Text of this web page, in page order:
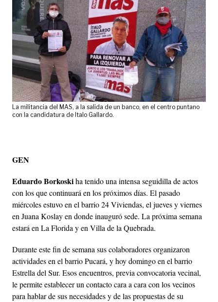
La militancia del MAS, a la salida de un banco, en el centro puntano
con la candidatura de Italo Gallardo.
GEN
Eduardo Borkoskiha tenido una intensa seguidilla de actos
con los que continuará en los próximos días. El pasado
miércoles estuvo en el barrio 24 Viviendas, el jueves y viernes
en Juana Koslay en donde inauguró sede. La próxima semana
estará en La Florida y en Villa de la Quebrada.
Durante este fin de semana sus colaboradores organizaron
actividades en el barrio Pucará, y hoy domingo en el barrio
Estrella del Sur. Esos encuentros, previa convocatoria vecinal,
le permite establecer un contacto cara a cara con los vecinos
para hablar de sus necesidades y de las propuestas de su